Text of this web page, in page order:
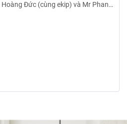
Đức (cùng ekip) và Mr Phan